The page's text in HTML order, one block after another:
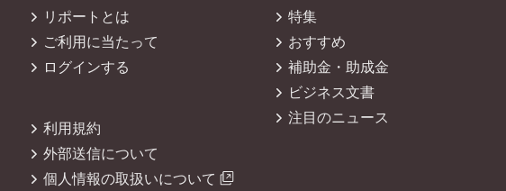
リポートとは
ご利用に当たって
ログインする
利用規約
外部送信について
個人情報の取扱いについて
特集
おすすめ
補助金・助成金
ビジネス文書
注目のニュース